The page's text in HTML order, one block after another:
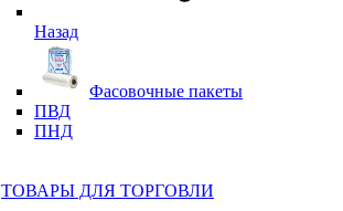
Назад
Фасовочные пакеты
ПВД
ПНД
ТОВАРЫ ДЛЯ ТОРГОВЛИ